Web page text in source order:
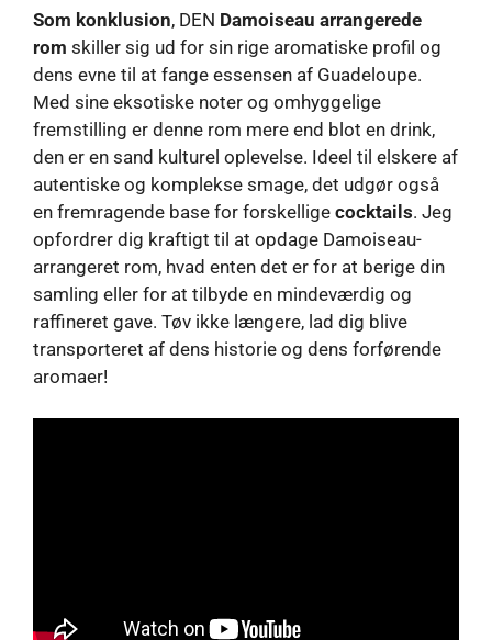
Som konklusion, DEN Damoiseau arrangerede
rom skiller sig ud for sin rige aromatiske profil og
dens evne til at fange essensen af ​​Guadeloupe.
Med sine eksotiske noter og omhyggelige
fremstilling er denne rom mere end blot en drink,
den er en sand kulturel oplevelse. Ideel til elskere af
autentiske og komplekse smage, det udgør også
en fremragende base for forskellige cocktails. Jeg
opfordrer dig kraftigt til at opdage Damoiseau-
arrangeret rom, hvad enten det er for at berige din
samling eller for at tilbyde en mindeværdig og
raffineret gave. Tøv ikke længere, lad dig blive
transporteret af dens historie og dens forførende
aromaer!